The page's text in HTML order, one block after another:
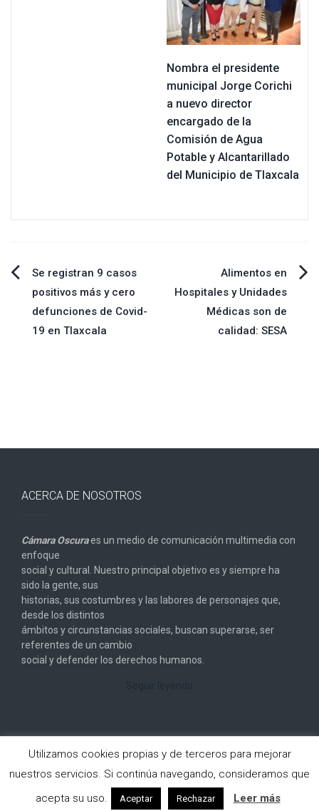
Nombra el presidente
municipal Jorge Corichi
a nuevo director
encargado de la
Comisión de Agua
Potable y Alcantarillado
del Municipio de Tlaxcala
Navegación
de
Se registran 9 casos
positivos más y cero
defunciones de Covid-
19 en Tlaxcala
Alimentos en
Hospitales y Unidades
Médicas son de
calidad: SESA
ACERCA DE NOSOTROS
Cámara Oscuraes un medio de comunicación multimedia con
enfoque
social y cultural. Nuestro principal objetivo es y siempre ha
sido la gente, sus
historias, sus costumbres y las labores de personajes que,
desde los distintos
ámbitos y circunstancias sociales, buscan superarse, ser
referentes de un cambio
social y defender los derechos humanos.
Copyright © 2026Cámara Oscura. All rights reserved.
Designed by
FameThemes
Utilizamos cookies propias y de terceros para mejorar
nuestros servicios. Si continúa navegando, consideramos que
acepta su uso.
Aceptar Rechazar Leer más